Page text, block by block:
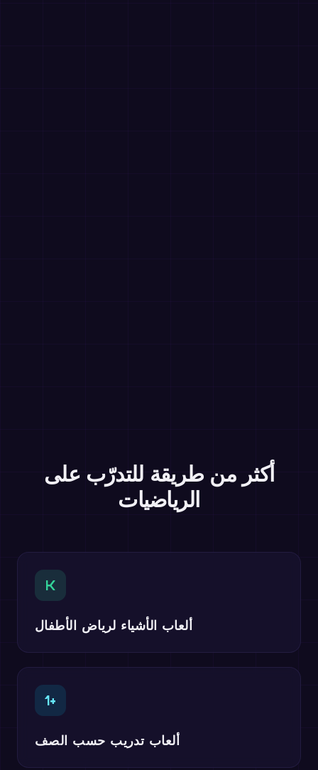
أكثر من طريقة للتدرّب على
الرياضيات
K
ألعاب الأشياء لرياض الأطفال
1+
ألعاب تدريب حسب الصف